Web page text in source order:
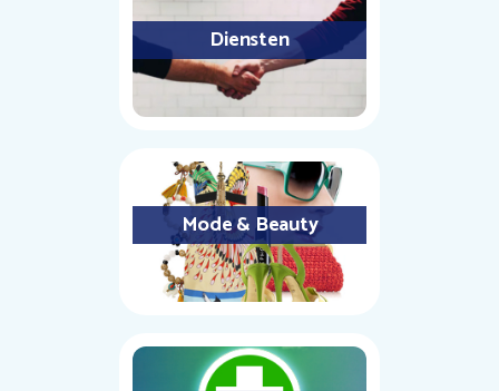
Diensten
Mode & Beauty